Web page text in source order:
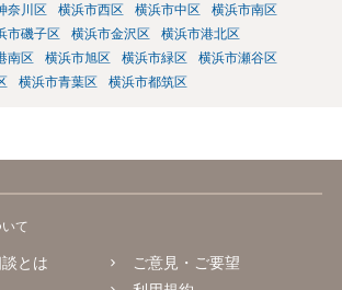
奈川区 横浜市西区 横浜市中区
横浜市南区
市磯子区 横浜市金沢区
横浜市港北区
南区 横浜市旭区 横浜市緑区
横浜市瀬谷区
横浜市青葉区 横浜市都筑区
て
とは
ご意見・ご要望